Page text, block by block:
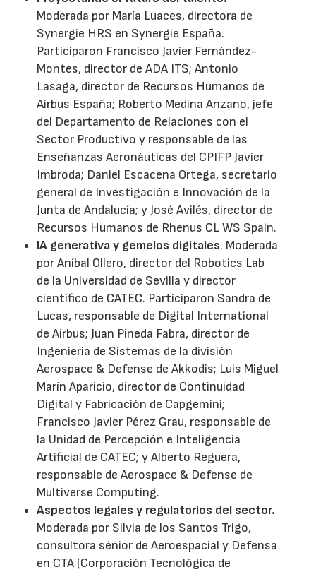
Moderada por María Luaces, directora de
Synergie HRS en Synergie España.
Participaron Francisco Javier Fernández-
Montes, director de ADA ITS; Antonio
Lasaga, director de Recursos Humanos de
Airbus España; Roberto Medina Anzano, jefe
del Departamento de Relaciones con el
Sector Productivo y responsable de las
Enseñanzas Aeronáuticas del CPIFP Javier
Imbroda; Daniel Escacena Ortega, secretario
general de Investigación e Innovación de la
Junta de Andalucía; y José Avilés, director de
Recursos Humanos de Rhenus CL WS Spain.
IA generativa y gemelos digitales. Moderada
por Aníbal Ollero, director del Robotics Lab
de la Universidad de Sevilla y director
científico de CATEC. Participaron Sandra de
Lucas, responsable de Digital International
de Airbus; Juan Pineda Fabra, director de
Ingeniería de Sistemas de la división
Aerospace & Defense de Akkodis; Luis Miguel
Marín Aparicio, director de Continuidad
Digital y Fabricación de Capgemini;
Francisco Javier Pérez Grau, responsable de
la Unidad de Percepción e Inteligencia
Artificial de CATEC; y Alberto Reguera,
responsable de Aerospace & Defense de
Multiverse Computing.
Aspectos legales y regulatorios del sector.
Moderada por Silvia de los Santos Trigo,
consultora sénior de Aeroespacial y Defensa
en CTA (Corporación Tecnológica de